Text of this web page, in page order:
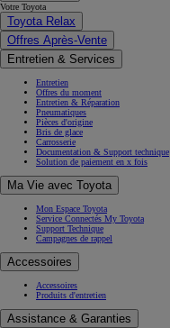
Votre Toyota
Toyota Relax
Offres Après-Vente
Entretien & Services
Entretien
Offres du moment
Entretien & Réparation
Pneumatiques
Pièces d'origine
Bris de glace
Carrosserie
Documentation & Support technique
Solution de paiement en x fois
Ma Vie avec Toyota
Mon Espace Toyota
Service Connectés My Toyota
Support Technique
Campagnes de rappel
Accessoires
Accessoires
Produits d'entretien
Assistance & Garanties